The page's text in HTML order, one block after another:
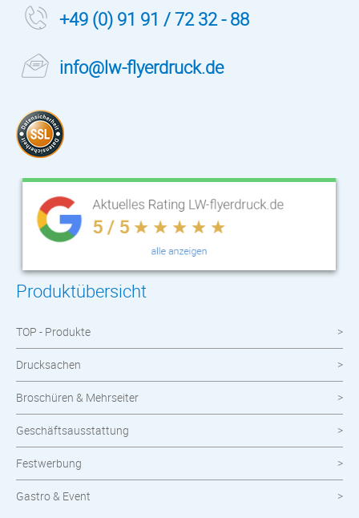
+49 (0) 91 91 / 72 32 - 88
info@lw-flyerdruck.de
Produktübersicht
TOP - Produkte
Drucksachen
Broschüren & Mehrseiter
Geschäftsausstattung
Festwerbung
Gastro & Event